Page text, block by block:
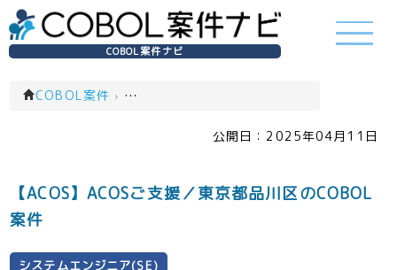
COBOL案件ナビ
COBOL案件 › システムエンジニア(SE)(一覧)
公開日： 2025年04月11日
【ACOS】ACOSご支援／東京都品川区のCOBOL
案件
システムエンジニア(SE)